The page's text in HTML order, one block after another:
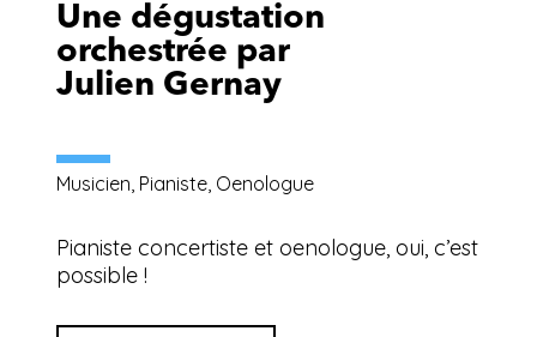
Une dégustation
orchestrée par
Julien Gernay
Musicien, Pianiste, Oenologue
Pianiste concertiste et oenologue, oui, c’est
possible !